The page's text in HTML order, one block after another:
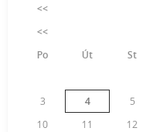
<<
<<
Po
Út St
3
4 5
10
11 12